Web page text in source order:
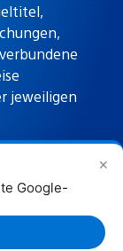
✕
Google-
jeweiligen